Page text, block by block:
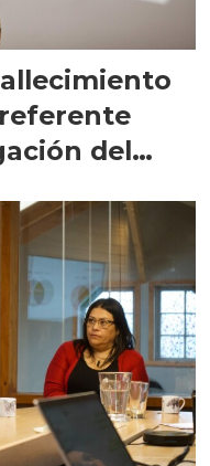
del